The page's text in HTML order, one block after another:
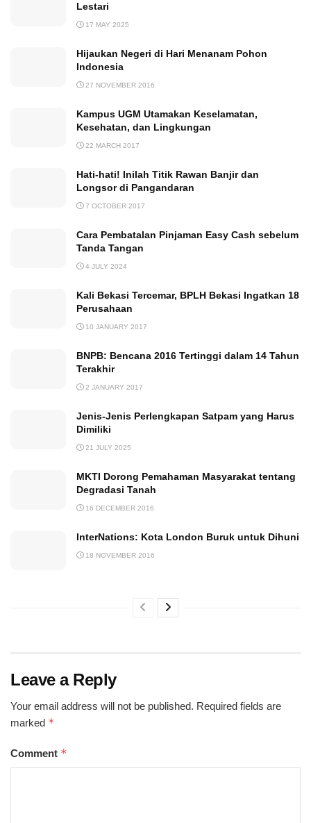
Lestari
17 MAY 2025
Hijaukan Negeri di Hari Menanam Pohon
Indonesia
27 NOVEMBER 2016
Kampus UGM Utamakan Keselamatan,
Kesehatan, dan Lingkungan
22 MARCH 2017
Hati-hati! Inilah Titik Rawan Banjir dan
Longsor di Pangandaran
7 OCTOBER 2017
Cara Pembatalan Pinjaman Easy Cash sebelum
Tanda Tangan
4 JULY 2024
Kali Bekasi Tercemar, BPLH Bekasi Ingatkan 18
Perusahaan
10 JANUARY 2017
BNPB: Bencana 2016 Tertinggi dalam 14 Tahun
Terakhir
2 JANUARY 2017
Jenis-Jenis Perlengkapan Satpam yang Harus
Dimiliki
21 JULY 2025
MKTI Dorong Pemahaman Masyarakat tentang
Degradasi Tanah
16 DECEMBER 2016
InterNations: Kota London Buruk untuk Dihuni
18 NOVEMBER 2016
Leave a Reply
Your email address will not be published. Required fields are
marked *
Comment *